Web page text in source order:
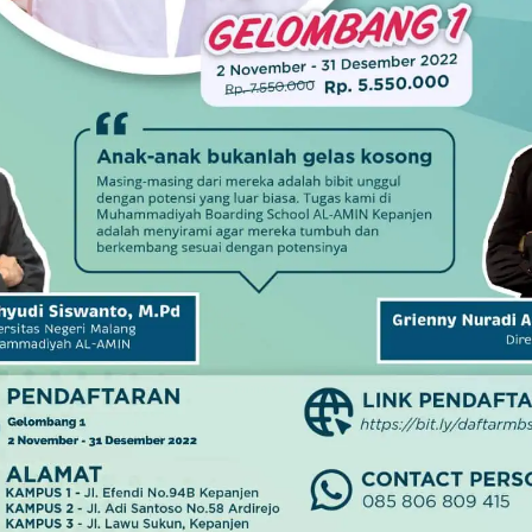
SMK MUTU SMP MUHAMMADIYAH 10 TUREN
Saat
Menebar Pemikiran Malik
Fadjar, Dua Buku Kembali
16 Maret 2024